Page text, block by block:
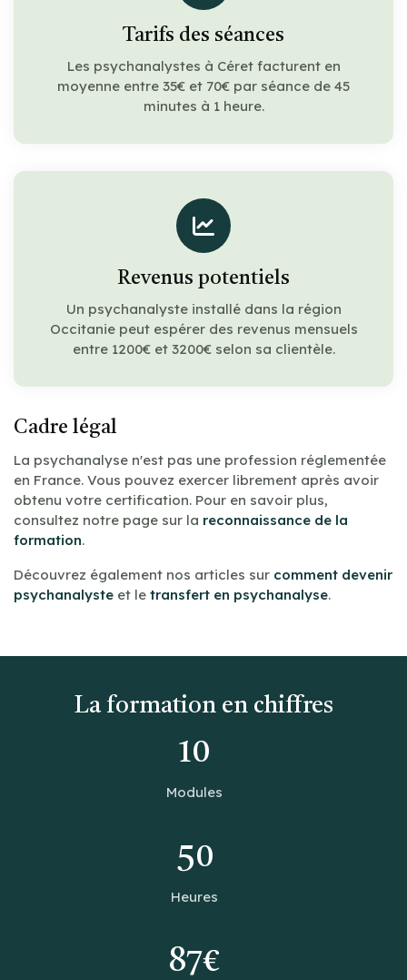
Tarifs des séances
Les psychanalystes à Céret facturent en
moyenne entre 35€ et 70€ par séance de 45
minutes à 1 heure.
Revenus potentiels
Un psychanalyste installé dans la région
Occitanie peut espérer des revenus mensuels
entre 1200€ et 3200€ selon sa clientèle.
Cadre légal
La psychanalyse n'est pas une profession réglementée
en France. Vous pouvez exercer librement après avoir
obtenu votre certification. Pour en savoir plus,
consultez notre page sur la reconnaissance de la
formation.
Découvrez également nos articles sur comment devenir
psychanalyste et le transfert en psychanalyse.
La formation en chiffres
10
Modules
50
Heures
87€